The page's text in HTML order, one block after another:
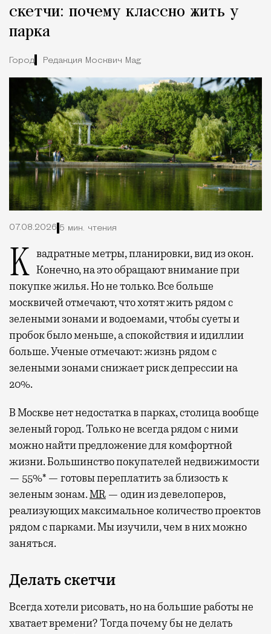
скетчи: почему классно жить у
парка
Город Редакция Москвич Mag
07.08.2026 5 мин. чтения
Квадратные метры, планировки, вид из окон. Конечно, на это обращают внимание при
покупке жилья. Но не только. Все больше
москвичей отмечают, что хотят жить рядом с
зелеными зонами и водоемами, чтобы суеты и
пробок было меньше, а спокойствия и идиллии
больше. Ученые отмечают: жизнь рядом с
зелеными зонами снижает риск депрессии на
20%.
В Москве нет недостатка в парках, столица вообще
зеленый город. Только не всегда рядом с ними
можно найти предложение для комфортной
жизни. Большинство покупателей недвижимости
— 55%* — готовы переплатить за близость к
зеленым зонам.MR — один из девелоперов,
реализующих максимальное количество проектов
рядом с парками. Мы изучили, чем в них можно
заняться.
Делать скетчи
Всегда хотели рисовать, но на большие работы не
хватает времени? Тогда почему бы не делать